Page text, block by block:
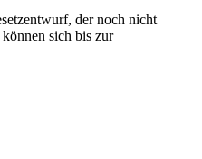
der noch nicht
sich bis zur